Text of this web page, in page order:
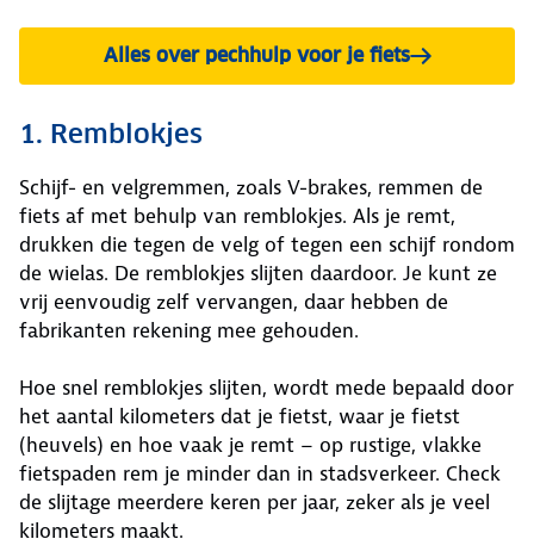
Alles over pechhulp voor je fiets
1. Remblokjes
Schijf- en velgremmen, zoals V-brakes, remmen de
fiets af met behulp van remblokjes. Als je remt,
drukken die tegen de velg of tegen een schijf rondom
de wielas. De remblokjes slijten daardoor. Je kunt ze
vrij eenvoudig zelf vervangen, daar hebben de
fabrikanten rekening mee gehouden.
Hoe snel remblokjes slijten, wordt mede bepaald door
het aantal kilometers dat je fietst, waar je fietst
(heuvels) en hoe vaak je remt – op rustige, vlakke
fietspaden rem je minder dan in stadsverkeer. Check
de slijtage meerdere keren per jaar, zeker als je veel
kilometers maakt.